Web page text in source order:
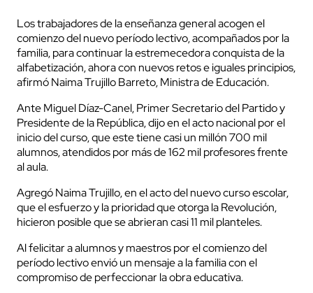
Los trabajadores de la enseñanza general acogen el
comienzo del nuevo período lectivo, acompañados por la
familia, para continuar la estremecedora conquista de la
alfabetización, ahora con nuevos retos e iguales principios,
afirmó Naima Trujillo Barreto, Ministra de Educación.
Ante Miguel Díaz-Canel, Primer Secretario del Partido y
Presidente de la República, dijo en el acto nacional por el
inicio del curso, que este tiene casi un millón 700 mil
alumnos, atendidos por más de 162 mil profesores frente
al aula.
Agregó Naima Trujillo, en el acto del nuevo curso escolar,
que el esfuerzo y la prioridad que otorga la Revolución,
hicieron posible que se abrieran casi 11 mil planteles.
Al felicitar a alumnos y maestros por el comienzo del
período lectivo envió un mensaje a la familia con el
compromiso de perfeccionar la obra educativa.